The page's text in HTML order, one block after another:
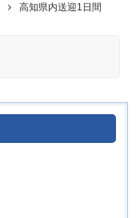
高知県内送迎1日間